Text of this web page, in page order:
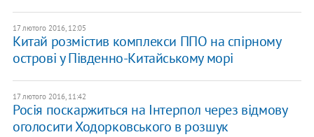
17 лютого 2016, 12:05
Китай розмістив комплекси ППО на спірному
острові у Південно-Китайському морі
17 лютого 2016, 11:42
Росія поскаржиться на Інтерпол через відмову
оголосити Ходорковського в розшук